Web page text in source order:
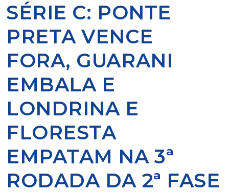
SÉRIE C: PONTE
PRETA VENCE
FORA, GUARANI
EMBALA E
LONDRINA E
FLORESTA
EMPATAM NA 3ª
RODADA DA 2ª FASE